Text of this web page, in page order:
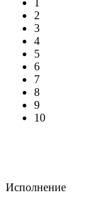
2
3
4
5
6
7
8
9
10
Исполнение